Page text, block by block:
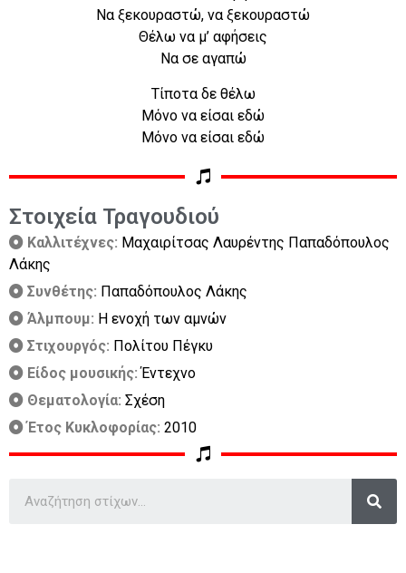
Να ξεκουραστώ, να ξεκουραστώ
Θέλω να μ’ αφήσεις
Να σε αγαπώ
Τίποτα δε θέλω
Μόνο να είσαι εδώ
Μόνο να είσαι εδώ
Στοιχεία Τραγουδιού
Καλλιτέχνες: Μαχαιρίτσας Λαυρέντης Παπαδόπουλος
Λάκης
Συνθέτης: Παπαδόπουλος Λάκης
Άλμπουμ: Η ενοχή των αμνών
Στιχουργός: Πολίτου Πέγκυ
Είδος μουσικής:Έντεχνο
Θεματολογία: Σχέση
Έτος Κυκλοφορίας: 2010